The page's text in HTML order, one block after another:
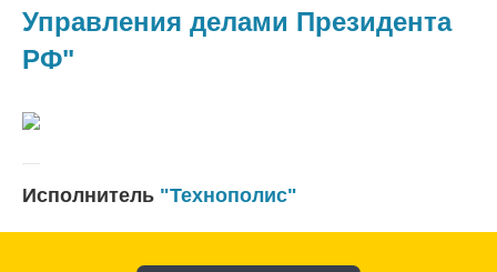
Управления делами Президента
РФ"
Исполнитель "Технополис"